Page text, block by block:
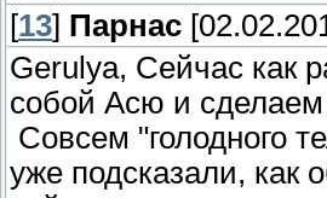
[13] Парнас
Gerulya, Сейчас как
собой Асю и сделаем
Совсем "голодного
уже подсказали, как